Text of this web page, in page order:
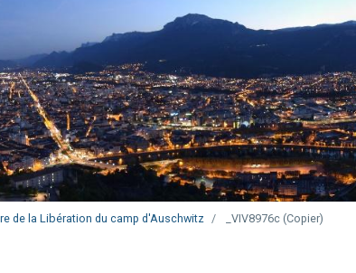
de la Libération du camp d'Auschwitz _VIV8976c (Copier)